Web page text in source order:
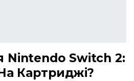
Nintendo Switch 2:
Картриджі?